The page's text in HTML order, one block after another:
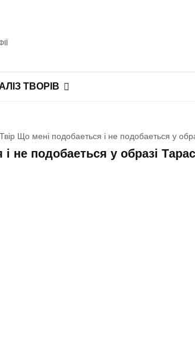
ТВОРІВ
Твір Що мені подобаеться і не подобаеться у
не подобаеться у образі